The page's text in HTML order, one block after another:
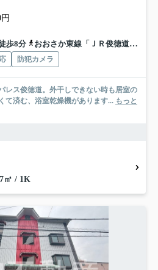
歩8分
おおさか東線「ＪＲ俊徳道」駅 徒歩7分
防犯カメラ
レス俊徳道。外干しできない時も居室の
て済む、浴室乾燥機があります... もっと
㎡ / 1K